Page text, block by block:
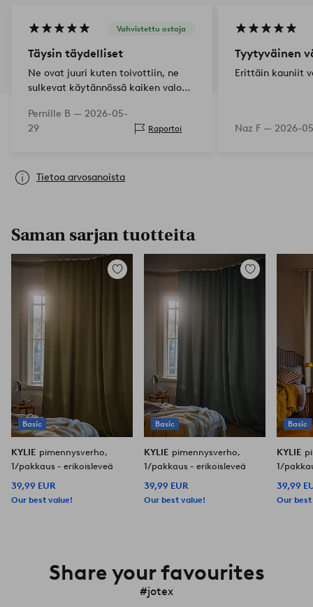
Vahvistettu ostaja
Täysin täydelliset
Ne ovat juuri kuten toivottiin, ne
sulkevat käytännössä kaiken valon
huoneessa olematta liian raskaita
Pernille B — 2026-05-
29
Raportoi
Tyytyväinen
Erittäin kauniit
Naz F — 2026-
Tietoa arvosanoista
Saman sarjan tuotteita
Basic
Lisää
KYLIE pimennysverho,
1/pakkaus - erikoisleveä
39,99 EUR
Our best value!
Basic
Lisää
KYLIE pimennysverho,
1/pakkaus - erikoisleveä
39,99 EUR
Our best value!
Basic
KYLIE
1/
39,99
Our
Share your favourites
#jotex